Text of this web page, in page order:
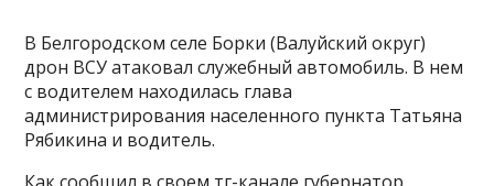
В Белгородском селе Борки (Валуйский округ)
дрон ВСУ атаковал служебный автомобиль. В нем
с водителем находилась глава
администрирования населенного пункта Татьяна
Рябикина и водитель.